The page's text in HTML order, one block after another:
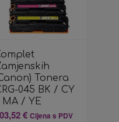
Tonera
045 BK / CY
/ YE
€ Cijena s PDV